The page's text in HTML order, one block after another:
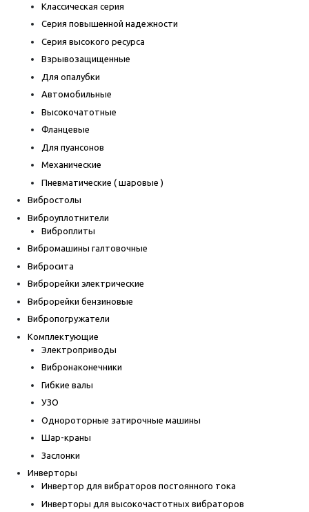
Классическая серия
Серия повышенной надежности
Серия высокого ресурса
Взрывозащищенные
Для опалубки
Автомобильные
Высокочатотные
Фланцевые
Для пуансонов
Механические
Пневматические ( шаровые )
Вибростолы
Виброуплотнители
Виброплиты
Вибромашины галтовочные
Вибросита
Виброрейки электрические
Виброрейки бензиновые
Вибропогружатели
Комплектующие
Электроприводы
Вибронаконечники
Гибкие валы
УЗО
Однороторные затирочные машины
Шар-краны
Заслонки
Инверторы
Инвертор для вибраторов постоянного тока
Инверторы для высокочастотных вибраторов